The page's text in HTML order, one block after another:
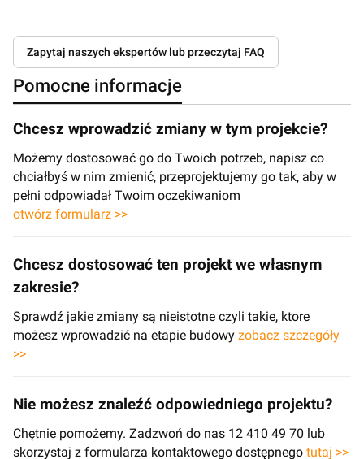
Zapytaj naszych ekspertów lub przeczytaj FAQ
Pomocne informacje
Chcesz wprowadzić zmiany w tym projekcie?
Możemy dostosować go do Twoich potrzeb, napisz co
chciałbyś w nim zmienić, przeprojektujemy go tak, aby w
pełni odpowiadał Twoim oczekiwaniom
otwórz formularz >>
Chcesz dostosować ten projekt we własnym
zakresie?
Sprawdź jakie zmiany są nieistotne czyli takie, ktore
możesz wprowadzić na etapie budowy zobacz szczegóły
>>
Nie możesz znaleźć odpowiedniego projektu?
Chętnie pomożemy. Zadzwoń do nas 12 410 49 70 lub
skorzystaj z formularza kontaktowego dostępnego tutaj >>